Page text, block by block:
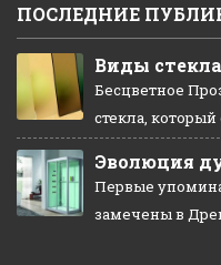
ПОСЛЕДНИЕ
Виды стекла
Бесцветное
стекла,
Эволюция
Первые
замечены в